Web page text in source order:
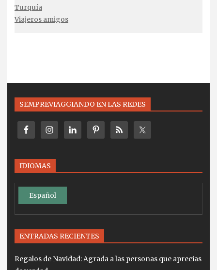
Turquía
Viajeros amigos
SEMPREVIAGGIANDO EN LAS REDES
IDIOMAS
Español
ENTRADAS RECIENTES
Regalos de Navidad: Agrada a las personas que aprecias